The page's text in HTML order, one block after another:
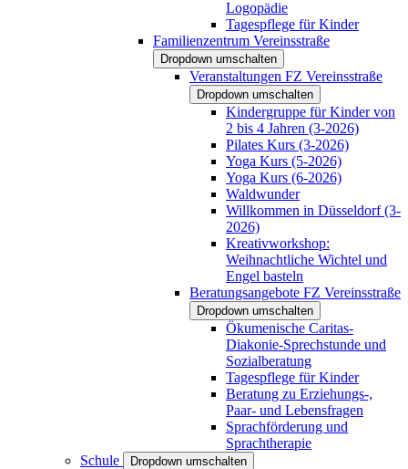
Logopädie
Tagespflege für Kinder
Familienzentrum Vereinsstraße
Dropdown umschalten
Veranstaltungen FZ Vereinsstraße
Dropdown umschalten
Kindergruppe für Kinder von
2 bis 4 Jahren (3-2026)
Pilates Kurs (3-2026)
Yoga Kurs (5-2026)
Yoga Kurs (6-2026)
Waldwunder
Willkommen in Düsseldorf (3-
2026)
Kreativworkshop:
Weihnachtliche Wichtel und
Engel basteln
Beratungsangebote FZ Vereinsstraße
Dropdown umschalten
Ökumenische Caritas-
Diakonie-Sprechstunde und
Sozialberatung
Tagespflege für Kinder
Beratung zu Erziehungs-,
Paar- und Lebensfragen
Sprachförderung und
Sprachtherapie
Schule
Dropdown umschalten